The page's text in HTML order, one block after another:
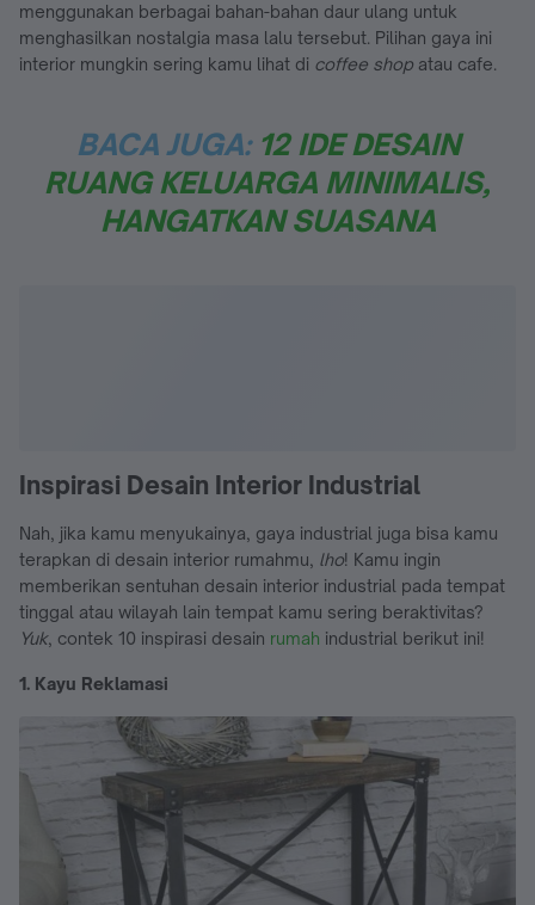
menggunakan berbagai bahan-bahan daur ulang untuk
menghasilkan nostalgia masa lalu tersebut. Pilihan gaya ini
interior mungkin sering kamu lihat di coffee shop atau cafe.
BACA JUGA: 12 IDE DESAIN
RUANG KELUARGA MINIMALIS,
HANGATKAN SUASANA
Inspirasi Desain Interior Industrial
Nah, jika kamu menyukainya, gaya industrial juga bisa kamu
terapkan di desain interior rumahmu, lho! Kamu ingin
memberikan sentuhan desain interior industrial pada tempat
tinggal atau wilayah lain tempat kamu sering beraktivitas?
Yuk, contek 10 inspirasi desain rumah industrial berikut ini!
1. Kayu Reklamasi